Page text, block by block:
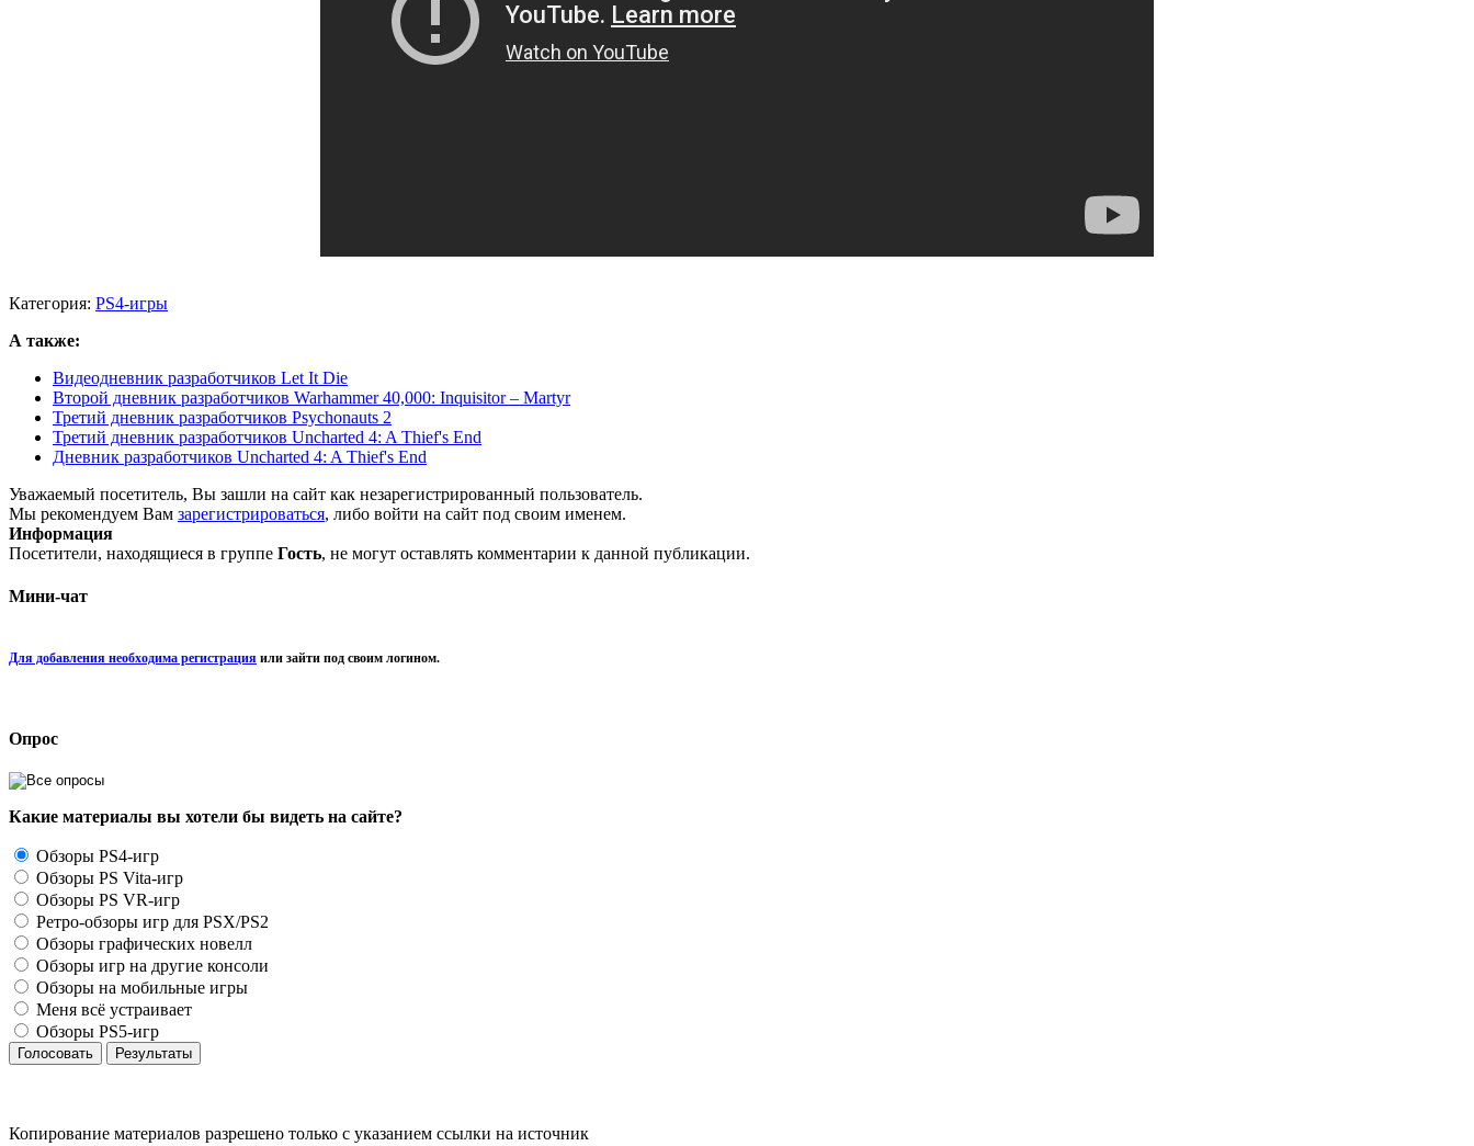
Категория: PS4-игры
А также:
Видеодневник разработчиков Let It Die
Второй дневник разработчиков Warhammer 40,000: Inquisitor – Martyr
Третий дневник разработчиков Psychonauts 2
Третий дневник разработчиков Uncharted 4: A Thief's End
Дневник разработчиков Uncharted 4: A Thief's End
Уважаемый посетитель, Вы зашли на сайт как незарегистрированный пользователь.
Мы рекомендуем Вам зарегистрироваться, либо войти на сайт под своим именем.
Информация
Посетители, находящиеся в группе Гость, не могут оставлять комментарии к данной публикации.
Мини-чат
Для добавления необходима регистрация или зайти под своим логином.
Опрос
Какие материалы вы хотели бы видеть на сайте?
Обзоры PS4-игр
Обзоры PS Vita-игр
Обзоры PS VR-игр
Ретро-обзоры игр для PSX/PS2
Обзоры графических новелл
Обзоры игр на другие консоли
Обзоры на мобильные игры
Меня всё устраивает
Обзоры PS5-игр
Голосовать Результаты
Копирование материалов разрешено только с указанием ссылки на источник